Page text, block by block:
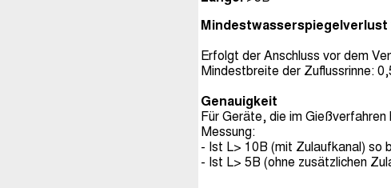
Mindestwasserspiegelverlust
Erfolgt der Anschluss vor dem
Mindestbreite der Zuflussrinne:
Genauigkeit
Für Geräte, die im
Messung:
- Ist L> 10B (mit Zulaufkanal) so
- Ist L> 5B (ohne zusätzlichen